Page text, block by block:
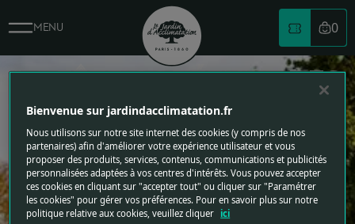
Logo du jardin d'acclimatation
MENU 0
CHUSEOK, FÊTE
LA FÊTE CORÉENNE DES
MOISSONS
Samedi 20 et dimanche 21 septembre 2025
Bienvenue sur jardindacclimatation.fr
Nous utilisons sur notre site internet des cookies (y compris de nos
partenaires) afin d'améliorer votre expérience utilisateur et vous
proposer des produits, services, contenus, communications et publicités
personnalisées adaptées à vos centres d'intérêts. Vous pouvez accepter
ces cookies en cliquant sur "accepter tout" ou cliquer sur "Paramétrer
les cookies" pour gérer vos préférences. Pour en savoir plus sur notre
politique relative aux cookies, veuillez cliquer ici